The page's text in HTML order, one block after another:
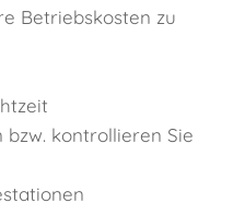
Betriebskosten zu
kontrollieren Sie